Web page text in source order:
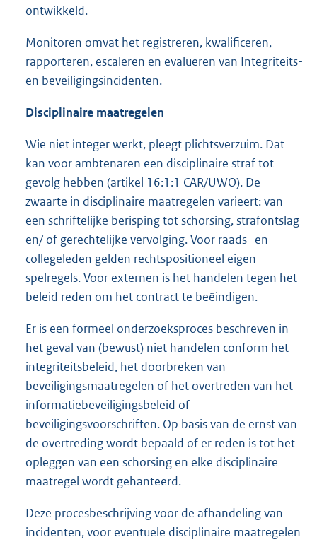
ontwikkeld.
Monitoren omvat het registreren, kwalificeren,
rapporteren, escaleren en evalueren van Integriteits-
en beveiligingsincidenten.
Disciplinaire maatregelen
Wie niet integer werkt, pleegt plichtsverzuim. Dat
kan voor ambtenaren een disciplinaire straf tot
gevolg hebben (artikel 16:1:1 CAR/UWO). De
zwaarte in disciplinaire maatregelen varieert: van
een schriftelijke berisping tot schorsing, strafontslag
en/ of gerechtelijke vervolging. Voor raads- en
collegeleden gelden rechtspositioneel eigen
spelregels. Voor externen is het handelen tegen het
beleid reden om het contract te beëindigen.
Er is een formeel onderzoeksproces beschreven in
het geval van (bewust) niet handelen conform het
integriteitsbeleid, het doorbreken van
beveiligingsmaatregelen of het overtreden van het
informatiebeveiligingsbeleid of
beveiligingsvoorschriften. Op basis van de ernst van
de overtreding wordt bepaald of er reden is tot het
opleggen van een schorsing en elke disciplinaire
maatregel wordt gehanteerd.
Deze procesbeschrijving voor de afhandeling van
incidenten, voor eventuele disciplinaire maatregelen